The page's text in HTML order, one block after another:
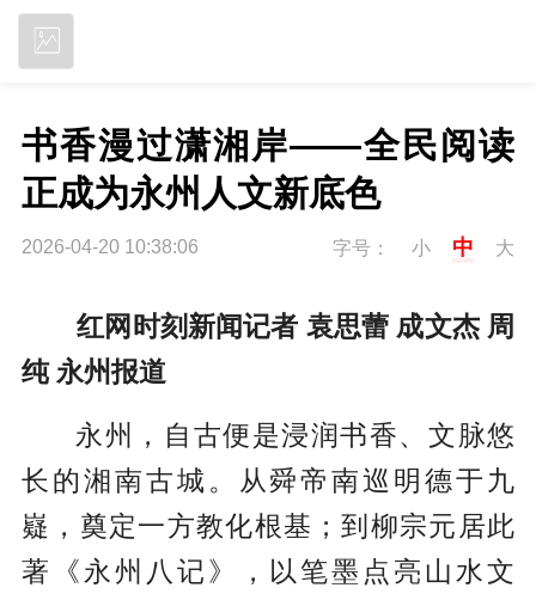
书香漫过潇湘岸——全民阅读
正成为永州人文新底色
2026-04-20 10:38:06 字号： 小 中 大
红网时刻新闻记者 袁思蕾 成文杰 周
纯 永州报道
永州，自古便是浸润书香、文脉悠
长的湘南古城。从舜帝南巡明德于九
嶷，奠定一方教化根基；到柳宗元居此
著《永州八记》，以笔墨点亮山水文